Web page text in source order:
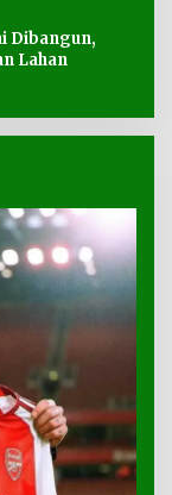
Dibangun,
Lahan